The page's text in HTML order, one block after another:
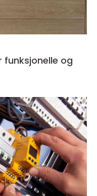
funksjonelle og